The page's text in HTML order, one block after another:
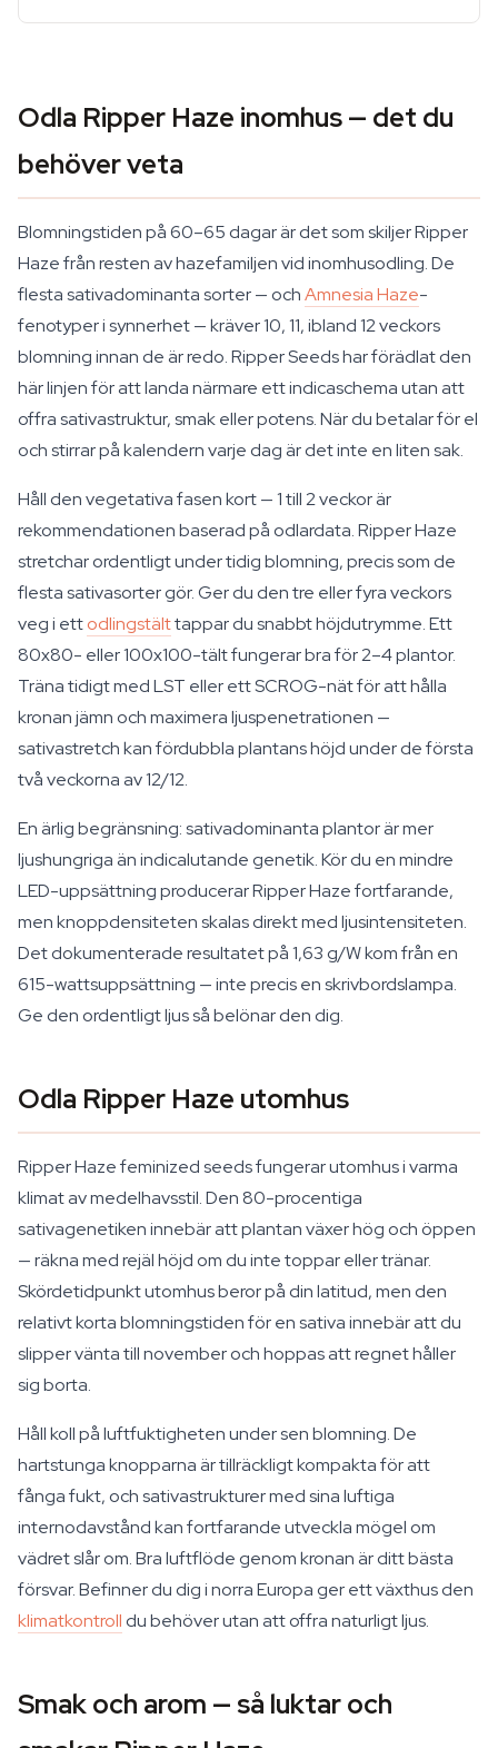
Odla Ripper Haze inomhus — det du
behöver veta
Blomningstiden på 60–65 dagar är det som skiljer Ripper
Haze från resten av hazefamiljen vid inomhusodling. De
flesta sativadominanta sorter — ochAmnesia Haze-
fenotyper i synnerhet — kräver 10, 11, ibland 12 veckors
blomning innan de är redo. Ripper Seeds har förädlat den
här linjen för att landa närmare ett indicaschema utan att
offra sativastruktur, smak eller potens. När du betalar för el
och stirrar på kalendern varje dag är det inte en liten sak.
Håll den vegetativa fasen kort — 1 till 2 veckor är
rekommendationen baserad på odlardata. Ripper Haze
stretchar ordentligt under tidig blomning, precis som de
flesta sativasorter gör. Ger du den tre eller fyra veckors
veg i ettodlingstälttappar du snabbt höjdutrymme. Ett
80x80- eller 100x100-tält fungerar bra för 2–4 plantor.
Träna tidigt med LST eller ett SCROG-nät för att hålla
kronan jämn och maximera ljuspenetrationen —
sativastretch kan fördubbla plantans höjd under de första
två veckorna av 12/12.
En ärlig begränsning: sativadominanta plantor är mer
ljushungriga än indicalutande genetik. Kör du en mindre
LED-uppsättning producerar Ripper Haze fortfarande,
men knoppdensiteten skalas direkt med ljusintensiteten.
Det dokumenterade resultatet på 1,63 g/W kom från en
615-wattsuppsättning — inte precis en skrivbordslampa.
Ge den ordentligt ljus så belönar den dig.
Odla Ripper Haze utomhus
Ripper Haze feminized seeds fungerar utomhus i varma
klimat av medelhavsstil. Den 80-procentiga
sativagenetiken innebär att plantan växer hög och öppen
— räkna med rejäl höjd om du inte toppar eller tränar.
Skördetidpunkt utomhus beror på din latitud, men den
relativt korta blomningstiden för en sativa innebär att du
slipper vänta till november och hoppas att regnet håller
sig borta.
Håll koll på luftfuktigheten under sen blomning. De
hartstunga knopparna är tillräckligt kompakta för att
fånga fukt, och sativastrukturer med sina luftiga
internodavstånd kan fortfarande utveckla mögel om
vädret slår om. Bra luftflöde genom kronan är ditt bästa
försvar. Befinner du dig i norra Europa ger ett växthus den
klimatkontroll du behöver utan att offra naturligt ljus.
Smak och arom — så luktar och